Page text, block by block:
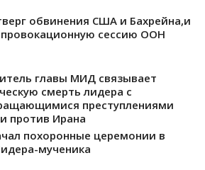
обвинения США и Бахрейна,и
провокационную сессию ООН
главы МИД связывает
смерть лидера с
преступлениями
против Ирана
похоронные церемонии в
мученика